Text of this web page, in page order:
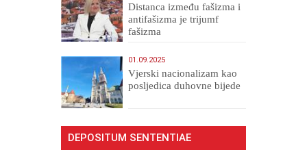
Distanca između fašizma i
antifašizma je trijumf
fašizma
01.09.2025
​Vjerski nacionalizam kao
posljedica duhovne bijede
DEPOSITUM SENTENTIAE